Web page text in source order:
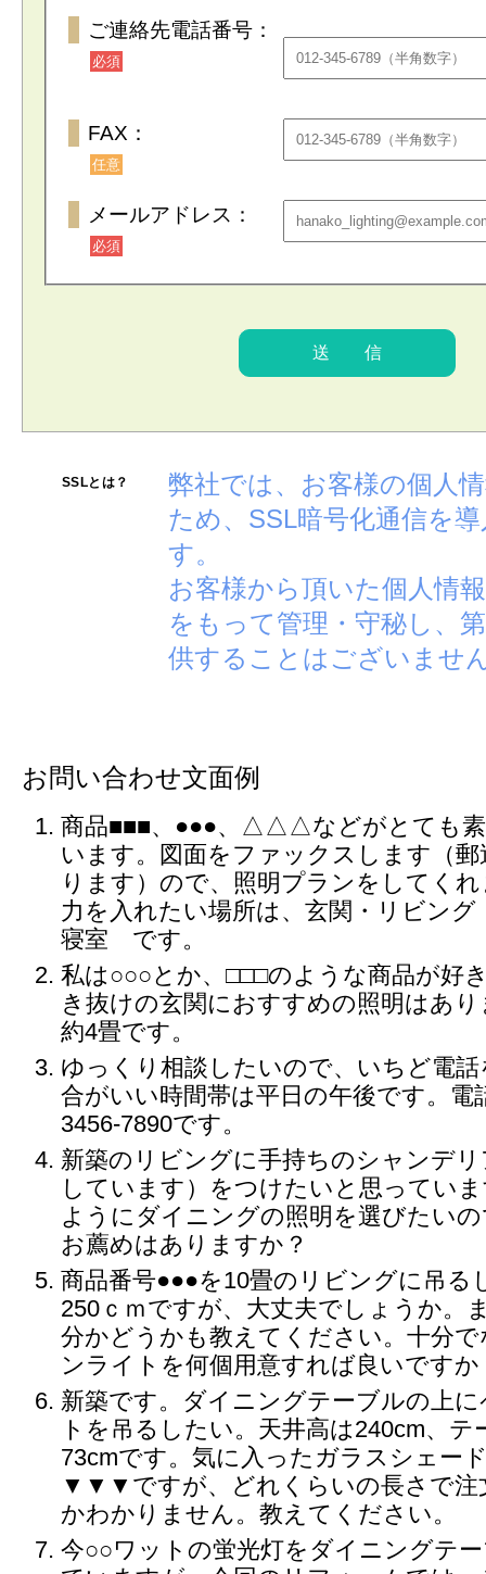
ご連絡先電話番号：
必須
FAX：
任意
メールアドレス：
必須
SSLとは？
弊社では、お客様の個人
ため、SSL暗号化通信を
す。
お客様から頂いた個人情
をもって管理・守秘し、
供することはございませ
お問い合わせ文面例
商品■■■、●●●、△△△などがとても素
います。図面をファックスします（
ります）ので、照明プランをしてく
力を入れたい場所は、玄関・リビン
寝室 です。
私は○○○とか、□□□のような商品が好
き抜けの玄関におすすめの照明はあ
約4畳です。
ゆっくり相談したいので、いちど電
合がいい時間帯は平日の午後です。
3456-7890です。
新築のリビングに手持ちのシャンデ
しています）をつけたいと思ってい
ようにダイニングの照明を選びたい
お薦めはありますか？
商品番号●●●を10畳のリビングに吊る
250ｃｍですが、大丈夫でしょうか。
分かどうかも教えてください。十分
ンライトを何個用意すれば良いですか
新築です。ダイニングテーブルの上
トを吊るしたい。天井高は240cm、
73cmです。気に入ったガラスシェ
▼▼▼ですが、どれくらいの長さで注
かわかりません。教えてください。
今○○ワットの蛍光灯をダイニングテ